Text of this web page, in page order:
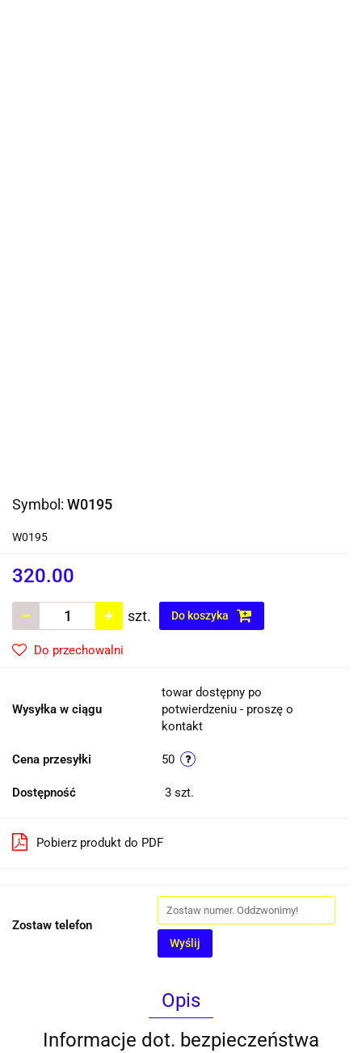
Symbol: W0195
W0195
320.00
szt. Do koszyka
Do przechowalni
Wysyłka w ciągu
towar dostępny po
potwierdzeniu - proszę o
kontakt
Cena przesyłki 50
Dostępność 3 szt.
Pobierz produkt do PDF
Zostaw telefon
Wyślij
Opis
Informacje dot. bezpieczeństwa